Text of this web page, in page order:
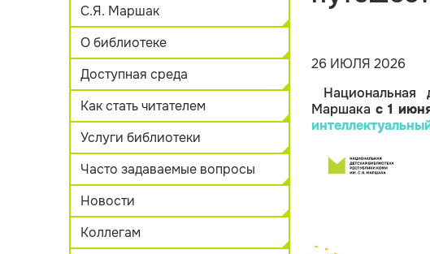
С.Я. Маршак
О библиотеке
Доступная среда
Как стать читателем
Услуги библиотеки
Часто задаваемые вопросы
Новости
Коллегам
26 ИЮЛЯ 2026
Маршака с 1